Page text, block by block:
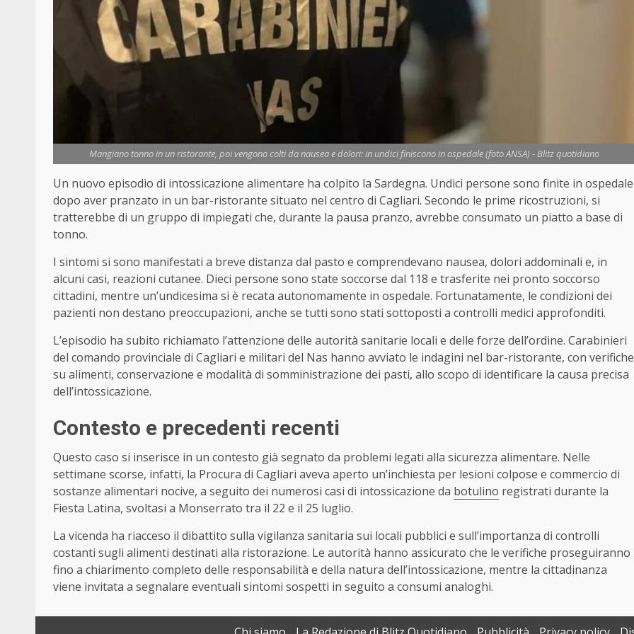
Mangiano tonno in un ristorante, poi vengono colti da nausea e dolori: in undici finiscono in ospedale (foto ANSA) - Blitz quotidiano
Un nuovo episodio di intossicazione alimentare ha colpito la Sardegna. Undici persone sono finite in ospedale
dopo aver pranzato in un bar-ristorante situato nel centro di Cagliari. Secondo le prime ricostruzioni, si
tratterebbe di un gruppo di impiegati che, durante la pausa pranzo, avrebbe consumato un piatto a base di
tonno.
I sintomi si sono manifestati a breve distanza dal pasto e comprendevano nausea, dolori addominali e, in
alcuni casi, reazioni cutanee. Dieci persone sono state soccorse dal 118 e trasferite nei pronto soccorso
cittadini, mentre un’undicesima si è recata autonomamente in ospedale. Fortunatamente, le condizioni dei
pazienti non destano preoccupazioni, anche se tutti sono stati sottoposti a controlli medici approfonditi.
L’episodio ha subito richiamato l’attenzione delle autorità sanitarie locali e delle forze dell’ordine. Carabinieri
del comando provinciale di Cagliari e militari del Nas hanno avviato le indagini nel bar-ristorante, con verifiche
su alimenti, conservazione e modalità di somministrazione dei pasti, allo scopo di identificare la causa precisa
dell’intossicazione.
Contesto e precedenti recenti
Questo caso si inserisce in un contesto già segnato da problemi legati alla sicurezza alimentare. Nelle
settimane scorse, infatti, la Procura di Cagliari aveva aperto un’inchiesta per lesioni colpose e commercio di
sostanze alimentari nocive, a seguito dei numerosi casi di intossicazione da botulino registrati durante la
Fiesta Latina, svoltasi a Monserrato tra il 22 e il 25 luglio.
La vicenda ha riacceso il dibattito sulla vigilanza sanitaria sui locali pubblici e sull’importanza di controlli
costanti sugli alimenti destinati alla ristorazione. Le autorità hanno assicurato che le verifiche proseguiranno
fino a chiarimento completo delle responsabilità e della natura dell’intossicazione, mentre la cittadinanza
viene invitata a segnalare eventuali sintomi sospetti in seguito a consumi analoghi.